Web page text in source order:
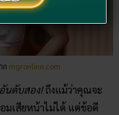
ก mgronline.com
นดับสอง!ถึงแม้ว่าคุณจะ
มเสียหน้าไม่ได้ แต่ข้อดี